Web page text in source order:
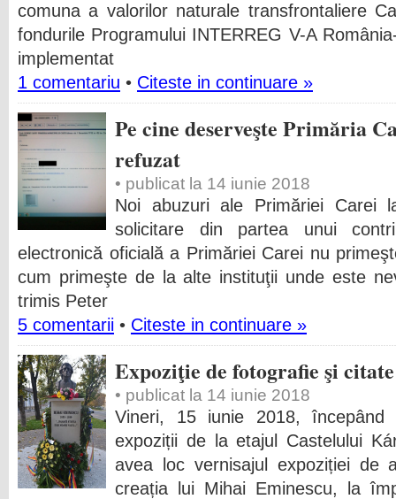
comuna a valorilor naturale transfrontaliere
fondurile Programului INTERREG V-A
implementat
1 comentariu • Citeste in continuare »
Pe cine deserveşte Primăria
refuzat
• publicat la 14 iunie 2018
Noi abuzuri ale Primăriei Carei
solicitare din partea unui
electronică oficială a Primăriei Carei nu
cum primeşte de la alte instituţii unde este
trimis Peter
5 comentarii • Citeste in continuare »
Expoziţie de fotografie şi
• publicat la 14 iunie 2018
Vineri, 15 iunie 2018,
expoziții de la etajul Castelului
avea loc vernisajul expoziției de
creația lui Mihai Eminescu, la